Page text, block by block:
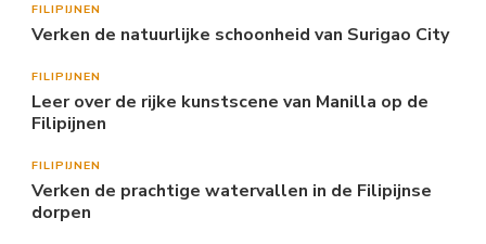
FILIPIJNEN
Verken de natuurlijke schoonheid van Surigao City
FILIPIJNEN
Leer over de rijke kunstscene van Manilla op de
Filipijnen
FILIPIJNEN
Verken de prachtige watervallen in de Filipijnse
dorpen